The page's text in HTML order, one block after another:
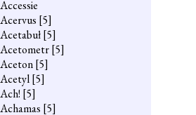
Accessie
Acervus [5]
Acetabuł[5]
Acetometr[5]
Aceton[5]
Acetyl[5]
Ach! [5]
Achamas [5]